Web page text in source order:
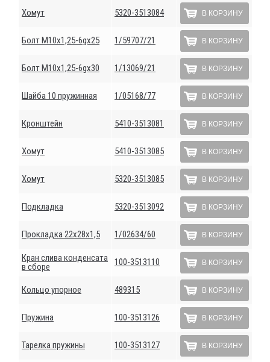
Хомут 5320-3513084 В КОРЗИНУ
Болт М10х1,25-6gх25 1/59707/21 В КОРЗИНУ
Болт М10х1,25-6gх30 1/13069/21 В КОРЗИНУ
Шайба 10 пружинная 1/05168/77 В КОРЗИНУ
Кронштейн 5410-3513081 В КОРЗИНУ
Хомут 5410-3513085 В КОРЗИНУ
Хомут 5320-3513085 В КОРЗИНУ
Подкладка 5320-3513092 В КОРЗИНУ
Прокладка 22х28х1,5 1/02634/60 В КОРЗИНУ
Кран слива конденсата
в сборе
100-3513110 В КОРЗИНУ
Кольцо упорное 489315 В КОРЗИНУ
Пружина 100-3513126 В КОРЗИНУ
Тарелка пружины 100-3513127 В КОРЗИНУ